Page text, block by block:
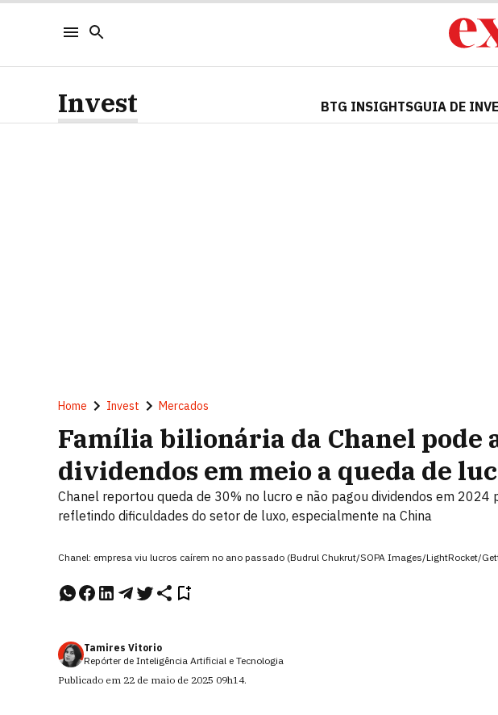
Invest BTG INSIGHTSGUIA DE
Home Invest Mercados
Família bilionária da Chanel pode
dividendos em meio a queda de
Chanel reportou queda de 30% no lucro e não pagou dividendos em 2024
refletindo dificuldades do setor de luxo, especialmente na China
Chanel: empresa viu lucros caírem no ano passado (Budrul Chukrut/SOPA Images/LightRocket/
Tamires Vitorio
Repórter de Inteligência Artificial e Tecnologia
Publicado em 22 de maio de 2025 09h14.